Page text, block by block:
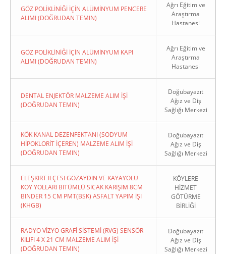
GÖZ POLİKLİNİĞİ İÇİN ALÜMİNYUM PENCERE
ALIMI (DOĞRUDAN TEMIN)
Ağrı Eğitim ve
Araştırma
Hastanesi
GÖZ POLİKLİNİĞİ İÇİN ALÜMİNYUM KAPI
ALIMI (DOĞRUDAN TEMIN)
Ağrı Eğitim ve
Araştırma
Hastanesi
DENTAL ENJEKTÖR MALZEME ALIM İŞİ
(DOĞRUDAN TEMIN)
Doğubayazıt
Ağız ve Diş
Sağlığı Merkezi
KÖK KANAL DEZENFEKTANI (SODYUM
HİPOKLORİT İÇEREN) MALZEME ALIM İŞİ
(DOĞRUDAN TEMIN)
Doğubayazıt
Ağız ve Diş
Sağlığı Merkezi
ELEŞKIRT İLÇESI GÖZAYDIN VE KAYAYOLU
KÖY YOLLARI BITÜMLÜ SICAK KARIŞIM 8CM
BINDER 15 CM PMT(BSK) ASFALT YAPIM İŞI
(KHGB)
KÖYLERE
HİZMET
GÖTÜRME
BİRLİĞİ
RADYO VİZYO GRAFİ SİSTEMİ (RVG) SENSÖR
KILIFI 4 X 21 CM MALZEME ALIM İŞİ
(DOĞRUDAN TEMIN)
Doğubayazıt
Ağız ve Diş
Sağlığı Merkezi